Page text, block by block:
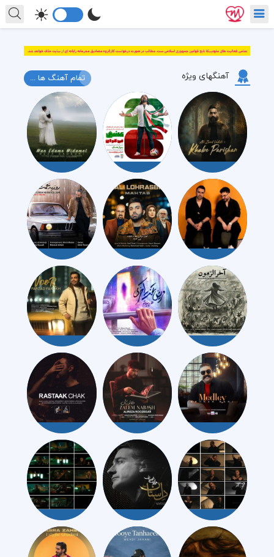
آهنگهای ویژه تمام آهنگ ها ...